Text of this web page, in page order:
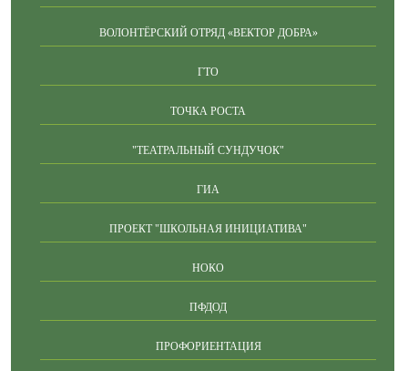
ВОЛОНТЁРСКИЙ ОТРЯД «ВЕКТОР ДОБРА»
ГТО
ТОЧКА РОСТА
"ТЕАТРАЛЬНЫЙ СУНДУЧОК"
ГИА
ПРОЕКТ "ШКОЛЬНАЯ ИНИЦИАТИВА"
НОКО
ПФДОД
ПРОФОРИЕНТАЦИЯ